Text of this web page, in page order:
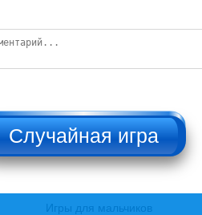
НЕ НАЖИМАТЬ!!!
Игры для мальчиков